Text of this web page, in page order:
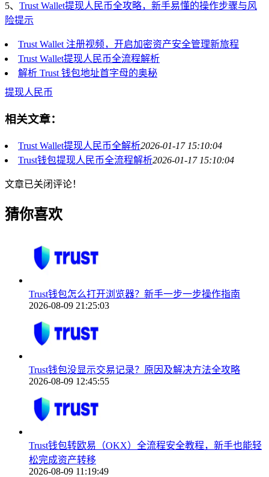
5、 Trust Wallet提现人民币全攻略，新手易懂的操作步骤与风
险提示
Trust Wallet 注册视频，开启加密资产安全管理新旅程
Trust Wallet提现人民币全流程解析
解析 Trust 钱包地址首字母的奥秘
提现人民币
相关文章：
Trust Wallet提现人民币全解析2026-01-17 15:10:04
Trust钱包提现人民币全流程解析2026-01-17 15:10:04
文章已关闭评论！
猜你喜欢
Trust钱包怎么打开浏览器？新手一步一步操作指南
2026-08-09 21:25:03
Trust钱包没显示交易记录？原因及解决方法全攻略
2026-08-09 12:45:55
Trust钱包转欧易（OKX）全流程安全教程，新手也能轻
松完成资产转移
2026-08-09 11:19:49